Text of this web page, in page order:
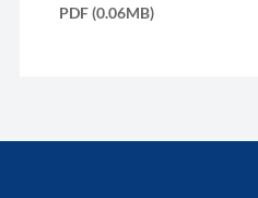
PDF (0.06MB)